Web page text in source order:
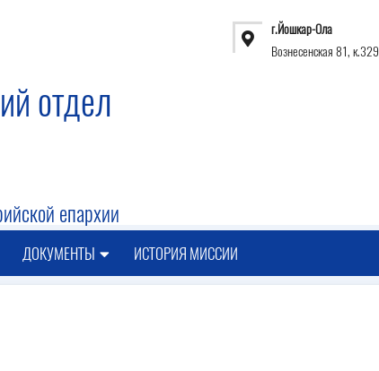
отдел
епархии
г.Йошкар-Ола
Вознесенская 81, к.329
ДОКУМЕНТЫ ИСТОРИЯ МИССИИ